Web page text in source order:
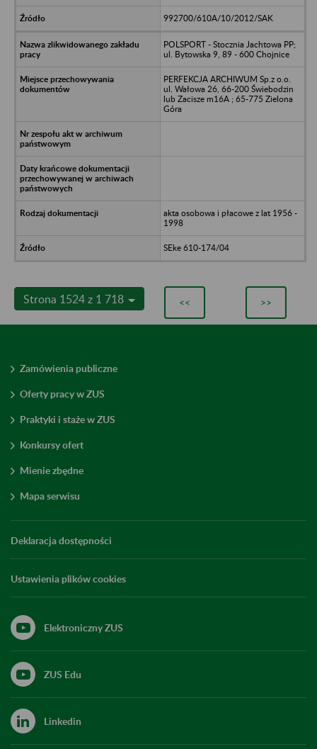
992700/610A/10/2012/SAK
POLSPORT - Stocznia Jachtowa PP;
ul. Bytowska 9, 89 - 600 Chojnice
PERFEKCJA ARCHIWUM Sp.z o.o.
ul. Wałowa 26, 66-200 Świebodzin
lub Zacisze m16A ; 65-775 Zielona
Góra
akta osobowa i płacowe z lat 1956 -
1998
SEke 610-174/04
Strona 1524 z 1 718 << >>
Zamówienia publiczne
Oferty pracy w ZUS
Praktyki i staże w ZUS
Konkursy ofert
Mienie zbędne
Mapa serwisu
Deklaracja dostępności
Ustawienia plików cookies
Elektroniczny ZUS
ZUS Edu
Linkedin